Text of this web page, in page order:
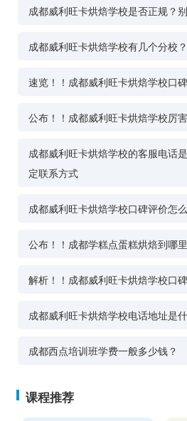
成都威利旺卡烘焙学校是否正规？
成都威利旺卡烘焙学校有几个分校？
速览！！成都威利旺卡烘焙学校口
公布！！成都威利旺卡烘焙学校厉
成都威利旺卡烘焙学校的客服电话
定联系方式
成都威利旺卡烘焙学校口碑评价怎
公布！！成都学糕点蛋糕烘焙到哪
解析！！成都威利旺卡烘焙学校口
成都威利旺卡烘焙学校电话地址是
成都西点培训班学费一般多少钱？
课程推荐